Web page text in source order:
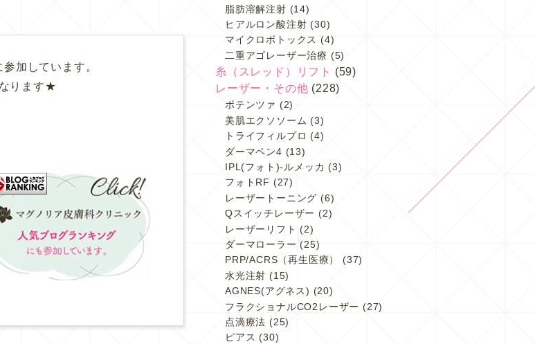
参加しています。
ります★
脂肪溶解注射 (14)
ヒアルロン酸注射 (30)
マイクロボトックス (4)
二重アゴレーザー治療 (5)
糸（スレッド）リフト
(59)
レーザー・その他 (228)
ポテンツァ (2)
美肌エクソソーム (3)
トライフィルプロ (4)
ダーマペン4 (13)
IPL(フォト)-ルメッカ (3)
フォトRF (27)
レーザートーニング (6)
Qスイッチレーザー (2)
レーザーリフト (2)
ダーマローラー (25)
PRP/ACRS（再生医療）
(37)
水光注射 (15)
AGNES(アグネス) (20)
フラクショナルCO2レーザー (27)
点滴療法 (25)
ピアス (30)